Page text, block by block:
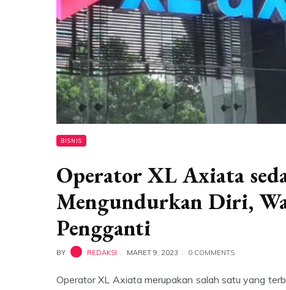
BISNIS
Operator XL Axiata
Mengundurkan Diri,
Pengganti
BY REDAKSI MARET 9, 2023 0 COMMENTS
Operator XL Axiata merupakan salah satu yang